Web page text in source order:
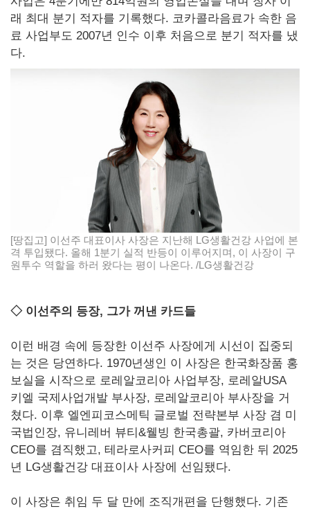
래 최대 분기 적자를 기록했다. 코카콜라음료가 속한 음
료 사업부도 2007년 인수 이후 처음으로 분기 적자를 냈
다.
[땅집고] 이선주 대표이사 사장은 지난해 LG생활건강 사업에 본
격 투입됐다. 올해 1분기 실적 반등이 이루어지며, 이 사장이 구
원투수 역할을 하러 왔다는 평이 나온다. /LG생활건강
◇ 이선주의 등장, 그가 꺼낸 카드들
이런 배경 속에 등장한 이선주 사장에게 시선이 집중되
는 것은 당연하다. 1970년생인 이 사장은 한국화장품 홍
보실을 시작으로 로레알코리아 사업부장, 로레알USA
키엘 국제사업개발 부사장, 로레알코리아 부사장을 거
쳤다. 이후 엘엔피코스메틱 글로벌 전략본부 사장 겸 미
국법인장, 유니레버 뷰티&웰빙 한국총괄, 카버코리아
CEO를 겸직했고, 테라로사커피 CEO를 역임한 뒤 2025
년 LG생활건강 대표이사 사장에 선임됐다.
이 사장은 취임 두 달 만에 조직개편을 단행했다. 기존